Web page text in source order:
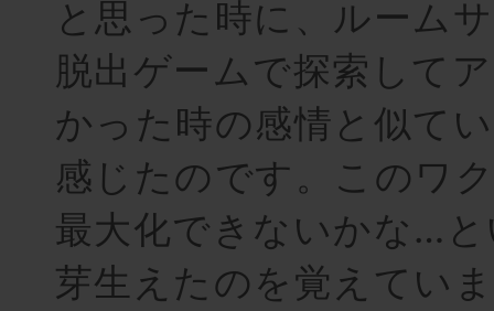
と思った時に、ルーム
脱出ゲームで探索して
かった時の感情と似て
感じたのです。このワ
最大化できないかな…
芽生えたのを覚えてい